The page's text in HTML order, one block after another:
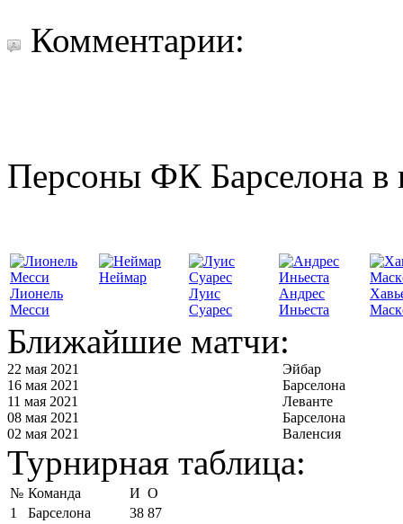
Комментарии:
Персоны ФК Барселона в
Лионель
Месси
Неймар
Луис
Суарес
Андрес
Иньеста
Ближайшие матчи:
22 мая 2021
Эйбар
16 мая 2021
Барселона
11 мая 2021
Леванте
08 мая 2021
Барселона
02 мая 2021
Валенсия
Турнирная таблица:
№ Команда И О
1
Барселона 38 87